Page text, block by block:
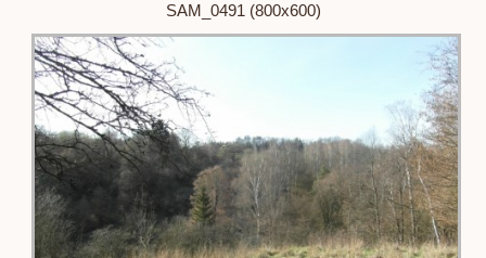
SAM_0491 (800x600)